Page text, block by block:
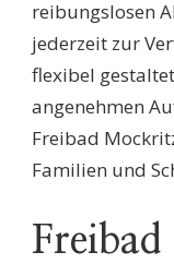
reibungslosen
jederzeit zur
flexibel
angenehmen
Freibad
Familien und
Freibad